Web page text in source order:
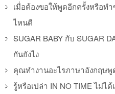
เมื่อต้องขอให้พูดอีกครั้งหรือท
ไหนดี
SUGAR BABY กับ SUGAR
กันยังไง
คุณทำงานอะไรภาษาอังกฤษพู
รู้หรือเปล่า IN NO TIME ไม่ไ